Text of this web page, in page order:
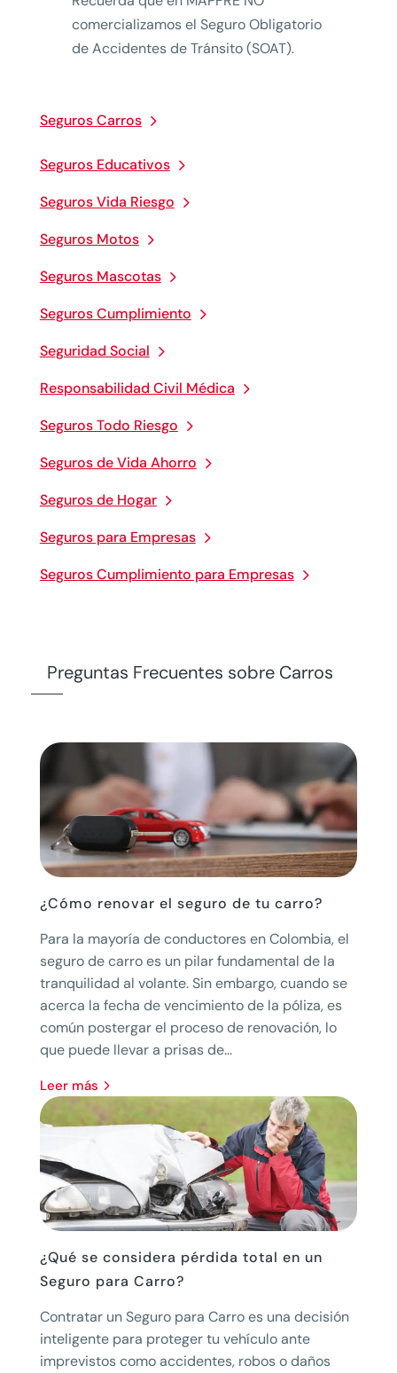
Seguros Carros
Seguros Educativos
Seguros Vida Riesgo
Seguros Motos
Seguros Mascotas
Seguros Cumplimiento
Seguridad Social
Responsabilidad Civil Médica
Seguros Todo Riesgo
Seguros de Vida Ahorro
Seguros de Hogar
Seguros para Empresas
Seguros Cumplimiento para Empresas
comercializamos el Seguro Obligatorio
de Accidentes de Tránsito (SOAT).
Preguntas Frecuentes sobre Carros
¿Cómo renovar el seguro de tu carro?
Para la mayoría de conductores en Colombia, el
seguro de carro es un pilar fundamental de la
tranquilidad al volante. Sin embargo, cuando se
acerca la fecha de vencimiento de la póliza, es
común postergar el proceso de renovación, lo
que puede llevar a prisas de...
leer más
¿Qué se considera pérdida total en un
Seguro para Carro?
Contratar un Seguro para Carro es una decisión
inteligente para proteger tu vehículo ante
imprevistos como accidentes, robos o daños